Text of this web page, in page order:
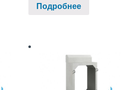
Подробнее